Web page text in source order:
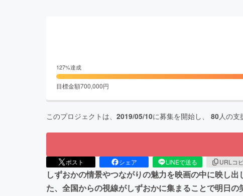
127%達成
目標金額700,000円
このプロジェクトは、 2019/05/10に募集を開始し、 80人の支
ポスト シェア LINEで送る URLコ
しずおかの情景やつながりの魅力を映画の中に映し
た、全国からの視線がしずおかに集まることで明日